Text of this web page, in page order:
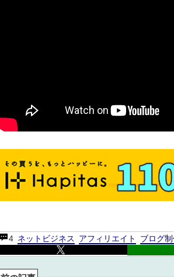
4 ネットビジネス アフィリエイト ブログ